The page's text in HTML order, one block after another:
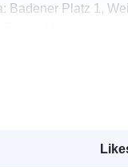
Badener Platz 1,
údajů.europa.eu: